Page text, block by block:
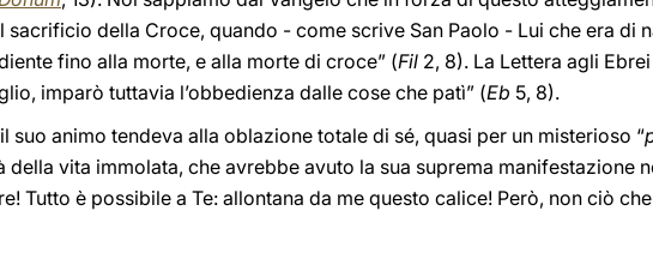
sacrificio della Croce, quando - come scrive San Paolo - Lui che era di
fino alla morte, e alla morte di croce” (Fil 2, 8). La Lettera agli
imparò tuttavia l’obbedienza dalle cose che patì” (Eb 5, 8).
suo animo tendeva alla oblazione totale di sé, quasi per un misterioso “
della vita immolata, che avrebbe avuto la sua suprema manifestazione
Tutto è possibile a Te: allontana da me questo calice! Però, non ciò